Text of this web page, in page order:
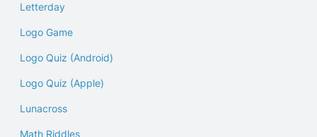
Letterday
Logo Game
Logo Quiz (Android)
Logo Quiz (Apple)
Lunacross
Math Riddles